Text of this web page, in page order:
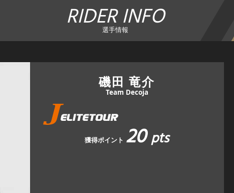
RIDER INFO
選手情報
磯田 竜介
Team Decoja
獲得ポイント 20pts